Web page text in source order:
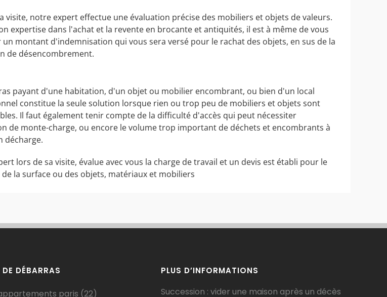
visite, notre expert effectue une évaluation précise des mobiliers et objets de valeurs.
expertise dans l'achat et la revente en brocante et antiquités, il est à même de vous
montant d'indemnisation qui vous sera versé pour le rachat des objets, en sus de la
de désencombrement.
payant d'une habitation, d'un objet ou mobilier encombrant, ou bien d'un local
constitue la seule solution lorsque rien ou trop peu de mobiliers et objets sont
Il faut également tenir compte de la difficulté d'accès qui peut nécessiter
de monte-charge, ou encore le volume trop important de déchets et encombrants à
décharge.
lors de sa visite, évalue avec vous la charge de travail et un devis est établi pour le
la surface ou des objets, matériaux et mobiliers
DE DÉBARRAS
paris (22)
PLUS D’INFORMATIONS
Succession : vider une maison après un décès